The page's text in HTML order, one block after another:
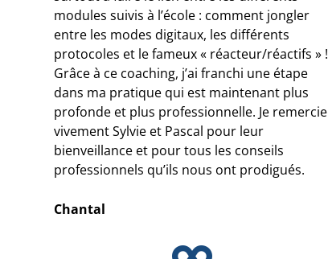
modules suivis à l’école : comment jongler
entre les modes digitaux, les différents
protocoles et le fameux « réacteur/réactifs » !
Grâce à ce coaching, j’ai franchi une étape
dans ma pratique qui est maintenant plus
profonde et plus professionnelle. Je remercie
vivement Sylvie et Pascal pour leur
bienveillance et pour tous les conseils
professionnels qu’ils nous ont prodigués.
Chantal